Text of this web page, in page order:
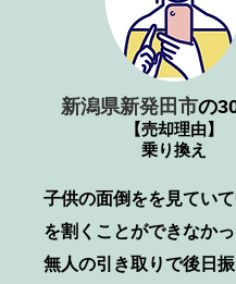
新潟県新発田市の
【売却理由】
乗り換え
子供の面倒をを見てい
を割くことができなかっ
無人の引き取りで後日